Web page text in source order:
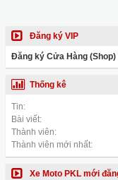
Đăng ký VIP
Đăng ký Cửa Hàng
Thống kê
Tin:
Bài viết:
Thành viên:
Thành viên mới nhất:
Xe Moto PKL mới